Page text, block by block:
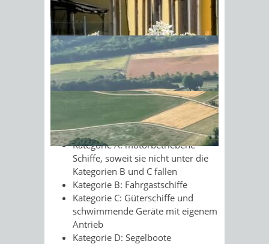
Sonnenschein am Morgen im
Ahornwald
Maschinenleistung über 4,4
Kilowatt liegt
das Segelboot mehr als 12
Quadratmeter Segelfläche hat
Das Bodenseeschifferpatent erhalten
, wenn Sie die theoretische und die
praktische Prüfung mit Erfolg
bestanden haben. Es gibt das
für folgende Kategorien:
Kategorie A: motorbetriebene
Schiffe, soweit sie nicht unter die
Kategorien B und C fallen
Kategorie B: Fahrgastschiffe
Kategorie C: Güterschiffe und
schwimmende Geräte mit eigenem
Antrieb
Kategorie D: Segelboote